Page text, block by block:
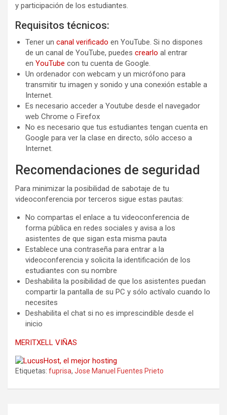
y participación de los estudiantes.
Requisitos técnicos:
Tener un canal verificado en YouTube. Si no dispones
de un canal de YouTube, puedes crearlo al entrar
en YouTube con tu cuenta de Google.
Un ordenador con webcam y un micrófono para
transmitir tu imagen y sonido y una conexión estable a
Internet.
Es necesario acceder a Youtube desde el navegador
web Chrome o Firefox
No es necesario que tus estudiantes tengan cuenta en
Google para ver la clase en directo, sólo acceso a
Internet.
Recomendaciones de seguridad
Para minimizar la posibilidad de sabotaje de tu
videoconferencia por terceros sigue estas pautas:
No compartas el enlace a tu videoconferencia de
forma pública en redes sociales y avisa a los
asistentes de que sigan esta misma pauta
Establece una contraseña para entrar a la
videoconferencia y solicita la identificación de los
estudiantes con su nombre
Deshabilita la posibilidad de que los asistentes puedan
compartir la pantalla de su PC y sólo actívalo cuando lo
necesites
Deshabilita el chat si no es imprescindible desde el
inicio
MERITXELL VIÑAS
Etiquetas: fuprisa, Jose Manuel Fuentes Prieto